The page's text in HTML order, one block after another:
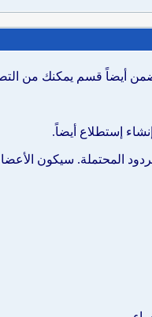
أيضاً قسم يمكنك من
إستطلاع أيضاً.
المحتملة. سيكون